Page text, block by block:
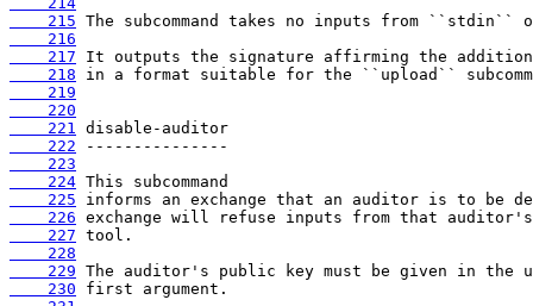
    215
    216
    217
    218
    219
    220
    221
    222
    223
    224
    225
    226
    227
    228
    229
    230